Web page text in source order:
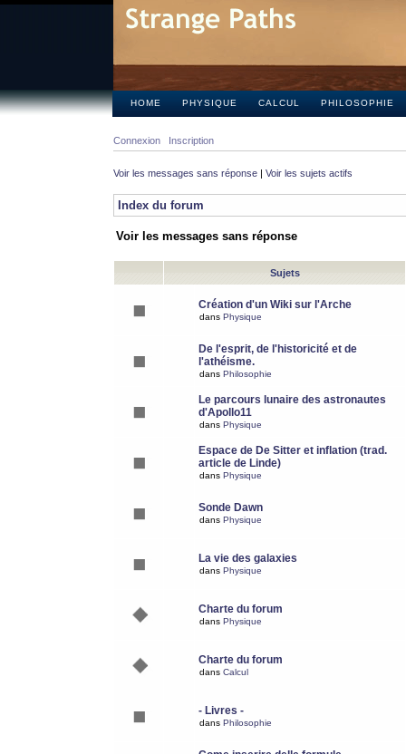
HOME PHYSIQUE CALCUL PHILOSOPHIE
Connexion Inscription
Voir les messages sans réponse | Voir les sujets actifs
Index du forum
Voir les messages sans réponse
Sujets
Création d'un Wiki sur l'Arche
dans Physique
De l'esprit, de l'historicité et de
l'athéisme.
dans Philosophie
Le parcours lunaire des astronautes
d'Apollo11
dans Physique
Espace de De Sitter et inflation (trad.
article de Linde)
dans Physique
Sonde Dawn
dans Physique
La vie des galaxies
dans Physique
Charte du forum
dans Physique
Charte du forum
dans Calcul
- Livres -
dans Philosophie